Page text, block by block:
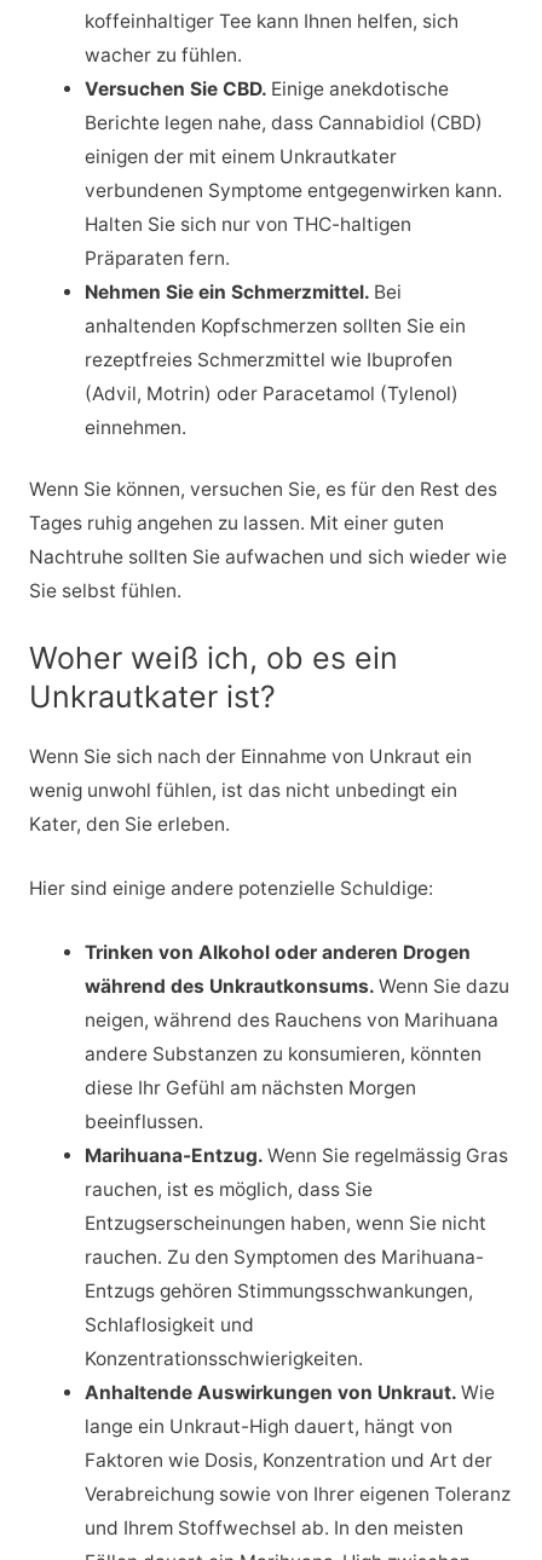
koffeinhaltiger Tee kann Ihnen helfen, sich
wacher zu fühlen.
Versuchen Sie CBD. Einige anekdotische
Berichte legen nahe, dass Cannabidiol (CBD)
einigen der mit einem Unkrautkater
verbundenen Symptome entgegenwirken kann.
Halten Sie sich nur von THC-haltigen
Präparaten fern.
Nehmen Sie ein Schmerzmittel. Bei
anhaltenden Kopfschmerzen sollten Sie ein
rezeptfreies Schmerzmittel wie Ibuprofen
(Advil, Motrin) oder Paracetamol (Tylenol)
einnehmen.
Wenn Sie können, versuchen Sie, es für den Rest des
Tages ruhig angehen zu lassen. Mit einer guten
Nachtruhe sollten Sie aufwachen und sich wieder wie
Sie selbst fühlen.
Woher weiß ich, ob es ein
Unkrautkater ist?
Wenn Sie sich nach der Einnahme von Unkraut ein
wenig unwohl fühlen, ist das nicht unbedingt ein
Kater, den Sie erleben.
Hier sind einige andere potenzielle Schuldige:
Trinken von Alkohol oder anderen Drogen
während des Unkrautkonsums.Wenn Sie dazu
neigen, während des Rauchens von Marihuana
andere Substanzen zu konsumieren, könnten
diese Ihr Gefühl am nächsten Morgen
beeinflussen.
Marihuana-Entzug.Wenn Sie regelmässig Gras
rauchen, ist es möglich, dass Sie
Entzugserscheinungen haben, wenn Sie nicht
rauchen. Zu den Symptomen des Marihuana-
Entzugs gehören Stimmungsschwankungen,
Schlaflosigkeit und
Konzentrationsschwierigkeiten.
Anhaltende Auswirkungen von Unkraut.Wie
lange ein Unkraut-High dauert, hängt von
Faktoren wie Dosis, Konzentration und Art der
Verabreichung sowie von Ihrer eigenen Toleranz
und Ihrem Stoffwechsel ab. In den meisten